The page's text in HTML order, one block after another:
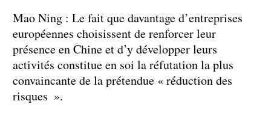
Mao Ning : Le fait que davantage d’entreprises
européennes choisissent de renforcer leur
présence en Chine et d’y développer leurs
activités constitue en soi la réfutation la plus
convaincante de la prétendue « réduction des
risques ».